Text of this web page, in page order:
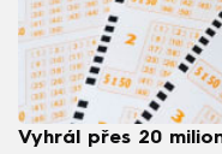
Vyhrál přes 20